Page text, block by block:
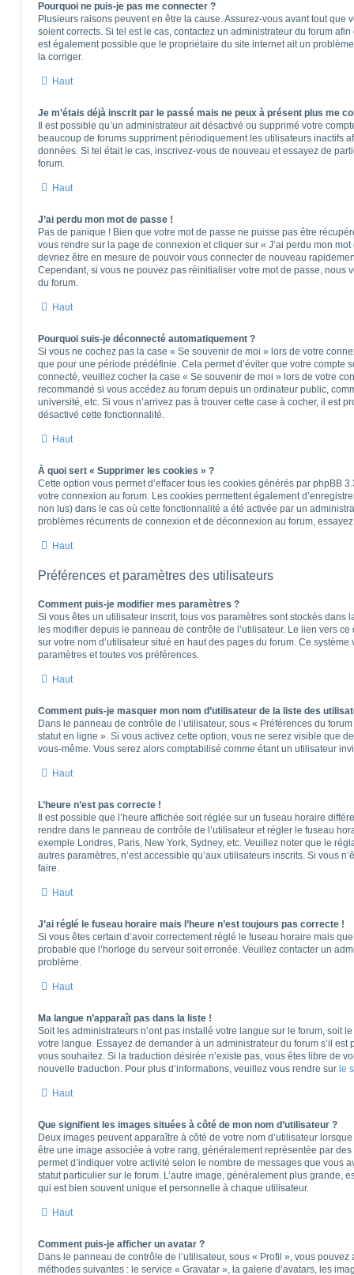
Pourquoi ne puis-je pas me connecter ?
Plusieurs raisons peuvent en être la cause. Assurez-vous avant tout que
soient corrects. Si tel est le cas, contactez un administrateur du forum
est également possible que le propriétaire du site internet ait un
la corriger.
Haut
Je m’étais déjà inscrit par le passé mais ne peux à présent plus me
Il est possible qu’un administrateur ait désactivé ou supprimé votre
beaucoup de forums suppriment périodiquement les utilisateurs inactifs
données. Si tel était le cas, inscrivez-vous de nouveau et essayez de
forum.
Haut
J’ai perdu mon mot de passe !
Pas de panique ! Bien que votre mot de passe ne puisse pas être
vous rendre sur la page de connexion et cliquer sur « J’ai perdu mon
devriez être en mesure de pouvoir vous connecter de nouveau
Cependant, si vous ne pouvez pas réinitialiser votre mot de passe, nous
du forum.
Haut
Pourquoi suis-je déconnecté automatiquement ?
Si vous ne cochez pas la case « Se souvenir de moi » lors de votre
que pour une période prédéfinie. Cela permet d’éviter que votre compte
connecté, veuillez cocher la case « Se souvenir de moi » lors de votre
recommandé si vous accédez au forum depuis un ordinateur public,
université, etc. Si vous n’arrivez pas à trouver cette case à cocher, il est
désactivé cette fonctionnalité.
Haut
À quoi sert « Supprimer les cookies » ?
Cette option vous permet d’effacer tous les cookies générés par phpBB
votre connexion au forum. Les cookies permettent également
non lus) dans le cas où cette fonctionnalité a été activée par un
problèmes récurrents de connexion et de déconnexion au forum,
Haut
Préférences et paramètres des utilisateurs
Comment puis-je modifier mes paramètres ?
Si vous êtes un utilisateur inscrit, tous vos paramètres sont stockés dans
les modifier depuis le panneau de contrôle de l’utilisateur. Le lien vers
sur votre nom d’utilisateur situé en haut des pages du forum. Ce
paramètres et toutes vos préférences.
Haut
Comment puis-je masquer mon nom d’utilisateur de la liste des
Dans le panneau de contrôle de l’utilisateur, sous « Préférences du
statut en ligne ». Si vous activez cette option, vous ne serez visible que
vous-même. Vous serez alors comptabilisé comme étant un utilisateur
Haut
L’heure n’est pas correcte !
Il est possible que l’heure affichée soit réglée sur un fuseau horaire
rendre dans le panneau de contrôle de l’utilisateur et régler le fuseau
exemple Londres, Paris, New York, Sydney, etc. Veuillez noter que le
autres paramètres, n’est accessible qu’aux utilisateurs inscrits. Si vous
faire.
Haut
J’ai réglé le fuseau horaire mais l’heure n’est toujours pas correcte !
Si vous êtes certain d’avoir correctement réglé le fuseau horaire mais
probable que l’horloge du serveur soit erronée. Veuillez contacter un
problème.
Haut
Ma langue n’apparaît pas dans la liste !
Soit les administrateurs n’ont pas installé votre langue sur le forum, soit
votre langue. Essayez de demander à un administrateur du forum s’il
vous souhaitez. Si la traduction désirée n’existe pas, vous êtes libre de
nouvelle traduction. Pour plus d’informations, veuillez vous rendre sur le
Haut
Que signifient les images situées à côté de mon nom d’utilisateur ?
Deux images peuvent apparaître à côté de votre nom d’utilisateur
être une image associée à votre rang, généralement représentée par
permet d’indiquer votre activité selon le nombre de messages que vous
statut particulier sur le forum. L’autre image, généralement plus grande,
qui est bien souvent unique et personnelle à chaque utilisateur.
Haut
Comment puis-je afficher un avatar ?
Dans le panneau de contrôle de l’utilisateur, sous « Profil », vous
méthodes suivantes : le service « Gravatar », la galerie d’avatars, les